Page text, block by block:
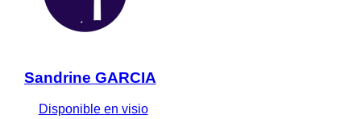
Sandrine GARCIA
Disponible en visio